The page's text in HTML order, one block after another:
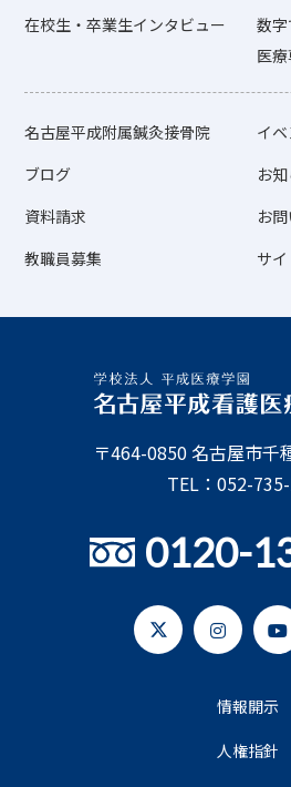
在校生・卒業生インタビュー
数
医
名古屋平成附属鍼灸接骨院
イ
ブログ
お
資料請求
お
教職員募集
サ
〒464-0850 名古屋市千
TEL：052-
0120-
情報開示
人権指針